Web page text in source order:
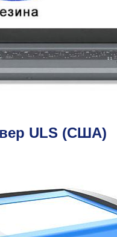
ULS (США)